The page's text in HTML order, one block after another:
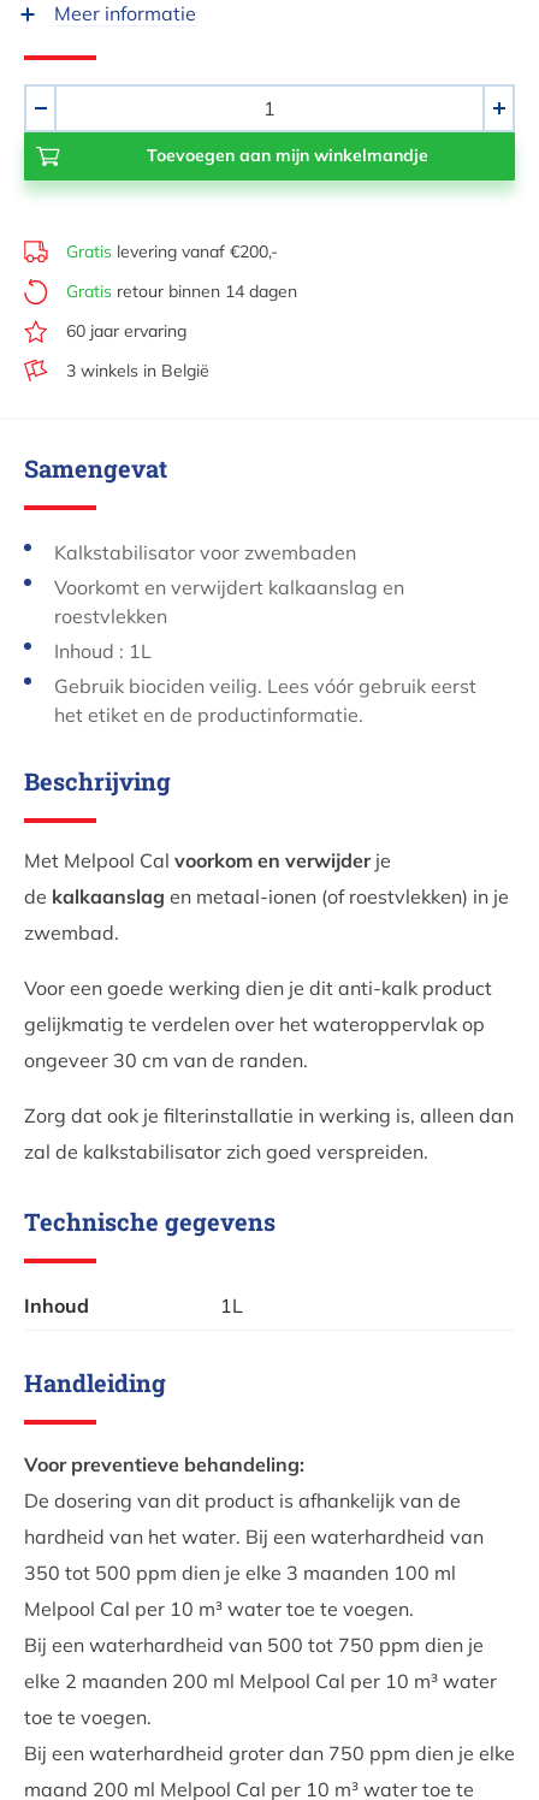
Meer informatie
+
Gratis levering vanaf €200,-
Gratis retour binnen 14 dagen
60 jaar ervaring
3 winkels in België
Samengevat
Kalkstabilisator voor zwembaden
Voorkomt en verwijdert kalkaanslag en
roestvlekken
Inhoud : 1L
Gebruik biociden veilig. Lees vóór gebruik eerst
het etiket en de productinformatie.
Beschrijving
Met Melpool Cal voorkom en verwijder je
de kalkaanslag en metaal-ionen (of roestvlekken) in je
zwembad.
Voor een goede werking dien je dit anti-kalk product
gelijkmatig te verdelen over het wateroppervlak op
ongeveer 30 cm van de randen.
Zorg dat ook je filterinstallatie in werking is, alleen dan
zal de kalkstabilisator zich goed verspreiden.
Technische gegevens
Inhoud 1L
Handleiding
Voor preventieve behandeling:
De dosering van dit product is afhankelijk van de
hardheid van het water. Bij een waterhardheid van
350 tot 500 ppm dien je elke 3 maanden 100 ml
Melpool Cal per 10 m³ water toe te voegen.
Bij een waterhardheid van 500 tot 750 ppm dien je
elke 2 maanden 200 ml Melpool Cal per 10 m³ water
toe te voegen.
Bij een waterhardheid groter dan 750 ppm dien je elke
maand 200 ml Melpool Cal per 10 m³ water toe te